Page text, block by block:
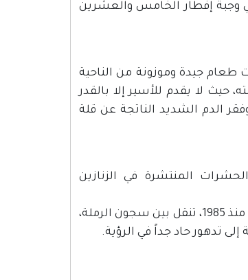
إفطار الخامس والعشرين
جيدة وموزونة من الناحية
حيث لا يقدم للأسير إلا بالقدر
الدم الشديد الناتجة عن قلة
المنتشرة في الزنازين
فعلى سبيل المثال يعاني الأسير هايل حسين أبو زيد، من مجدل شمس، ومعتقل منذ 1985، تنقل بين سجون الرملة،
تدهور حاد جداً في الرؤية.